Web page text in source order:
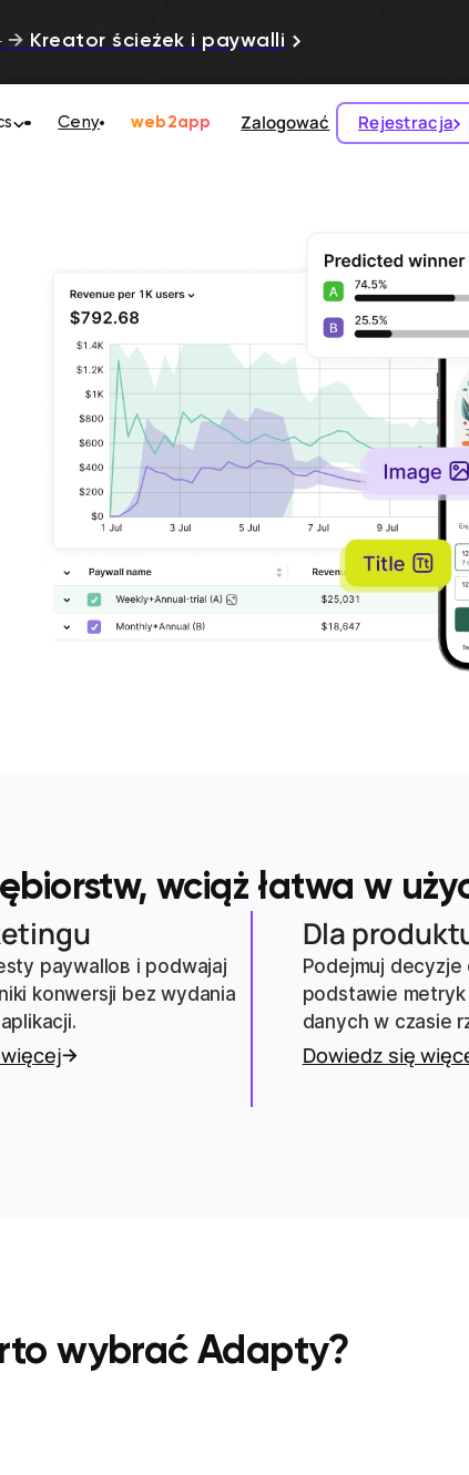
→ Kreator ścieżek i paywalli
Ceny web2app Zalogować Rejestracja
wciąż łatwa w
paywallов i podwajaj
konwersji bez wydania
Dla
Podejmuj
podstawie
danych w czasie
Dowiedz się
wybrać Adapty?